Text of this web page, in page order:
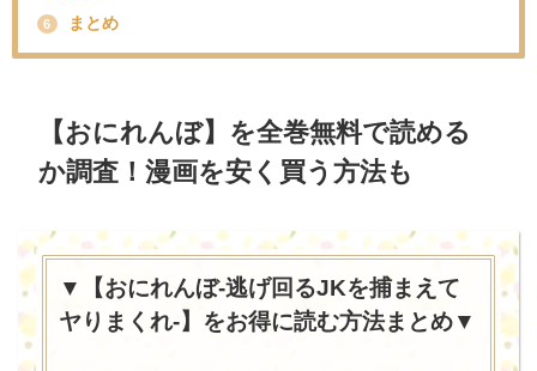
6 まとめ
【おにれんぼ】を全巻無料で読める
か調査！漫画を安く買う方法も
▼【おにれんぼ-逃げ回るJKを捕まえて
ヤりまくれ-】をお得に読む方法まとめ▼